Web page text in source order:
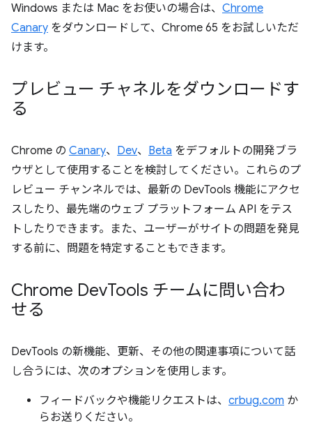
Windows または Mac をお使いの場合は、 Chrome
Canary をダウンロードして、Chrome 65 をお試しいただ
けます。
プレビュー チャネルをダウンロードす
る
Chrome の Canary、 Dev、 Beta をデフォルトの開発ブラ
ウザとして使用することを検討してください。これらのプ
レビュー チャンネルでは、最新の DevTools 機能にアクセ
スしたり、最先端のウェブ プラットフォーム API をテス
トしたりできます。また、ユーザーがサイトの問題を発見
する前に、問題を特定することもできます。
Chrome DevTools チームに問い合わ
せる
DevTools の新機能、更新、その他の関連事項について話
し合うには、次のオプションを使用します。
フィードバックや機能リクエストは、 crbug.com か
らお送りください。